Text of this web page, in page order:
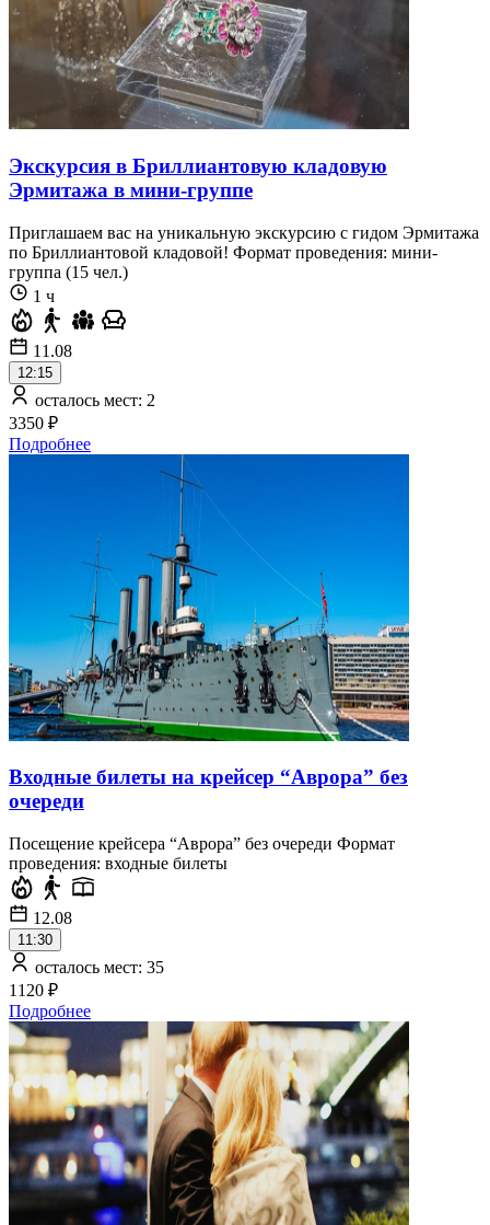
Экскурсия в Бриллиантовую кладовую
Эрмитажа в мини-группе
Приглашаем вас на уникальную экскурсию с гидом Эрмитажа
по Бриллиантовой кладовой! Формат проведения: мини-
группа (15 чел.)
1 ч
11.08
12:15
осталось мест: 2
3350 ₽
Подробнее
Входные билеты на крейсер “Аврора” без
очереди
Посещение крейсера “Аврора” без очереди Формат
проведения: входные билеты
12.08
11:30
осталось мест: 35
1120 ₽
Подробнее